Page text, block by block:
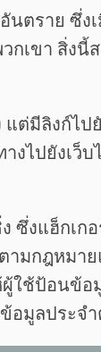
นตราย ซึ่
เขา สิ่งนี้
ต่มีลิงก์ไ
ไปยังเว็
งแฮ็กเก
ามกฎหมา
ใช้ป้อนข้
อมูลประจ